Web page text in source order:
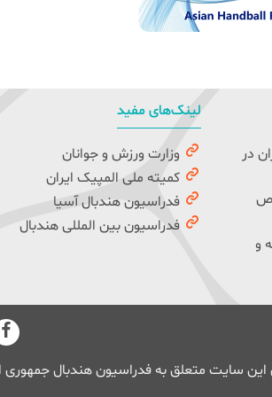
در
و
لینک‌های مفید
وزارت ورزش و جوانان
کمیته ملی المپیک ایران
فدراسیون هندبال آسیا
فدراسیون بین المللی هندبال
سایت متعلق به فدراسیون هندبال جمهوری